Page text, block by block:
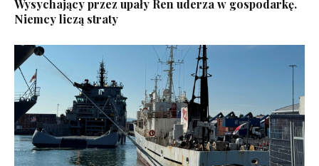
Wysychający przez upały Ren uderza w gospodarkę.
Niemcy liczą straty